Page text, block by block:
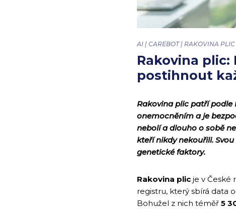
AI | CAREBOT | RAKOVINA
Rakovina plic:
postihnout
Rakovina plic patří
onemocněním a je
nebolí a dlouho o sobě
kteří nikdy nekouřili.
genetické faktory.
Rakovina plic je v České
registru, který sbírá data
Bohužel z nich téměř 5